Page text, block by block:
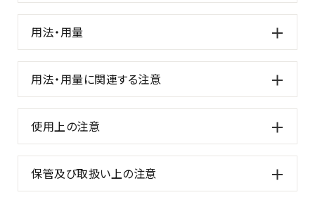
用法・用量
用法・用量に関連する注意
使用上の注意
保管及び取扱い上の注意